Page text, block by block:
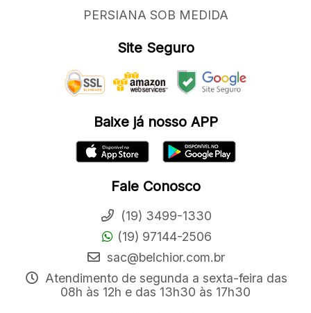
PERSIANA SOB MEDIDA
Site Seguro
Baixe já nosso APP
Fale Conosco
(19) 3499-1330
(19) 97144-2506
sac@belchior.com.br
Atendimento de segunda a sexta-feira das
08h às 12h e das 13h30 às 17h30